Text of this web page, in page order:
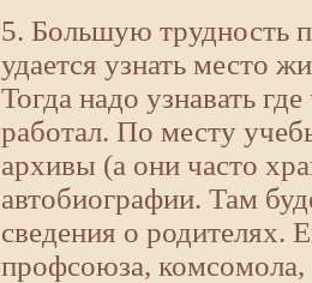
5. Большую трудность
удается узнать место
Тогда надо узнавать
работал. По месту
архивы (а они часто
автобиографии. Там
сведения о родителях.
профсоюза,